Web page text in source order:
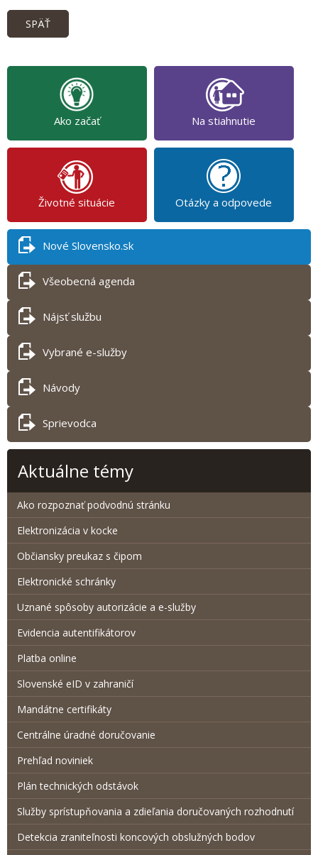
SPÄŤ
Ako začať Na stiahnutie
Životné situácie Otázky a odpovede
Nové Slovensko.sk
Všeobecná agenda
Nájsť službu
Vybrané e-služby
Návody
Sprievodca
Aktuálne témy
Ako rozpoznať podvodnú stránku
Elektronizácia v kocke
Občiansky preukaz s čipom
Elektronické schránky
Uznané spôsoby autorizácie a e-služby
Evidencia autentifikátorov
Platba online
Slovenské eID v zahraničí
Mandátne certifikáty
Centrálne úradné doručovanie
Prehľad noviniek
Plán technických odstávok
Služby sprístupňovania a zdieľania doručovaných rozhodnutí
Detekcia zraniteľnosti koncových obslužných bodov